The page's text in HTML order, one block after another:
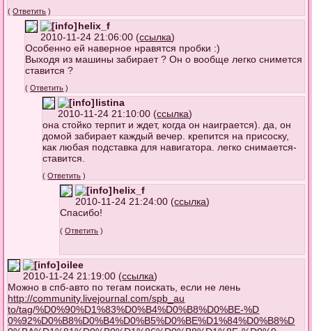
(Ответить )
helix_f
2010-11-24 21:06:00 (ссылка)
Особенно ей наверное нравятся пробки :)
Выходя из машины забирает ? Он о вообще легко снимется
ставится ?
(Ответить )
listina
2010-11-24 21:10:00 (ссылка)
она стойко терпит и ждет, когда он наиграется). да, он
домой забирает каждый вечер. крепится на присоску,
как любая подставка для навигатора. легко снимается-
ставится.
(Ответить )
helix_f
2010-11-24 21:24:00 (ссылка)
Спасибо!
(Ответить )
oilee
2010-11-24 21:19:00 (ссылка)
Можно в спб-авто по тегам поискать, если не лень
http://community.livejournal.com/spb_au
to/tag/%D0%90%D1%83%D0%B4%D0%B8%D0%BE-%D
0%92%D0%B8%D0%B4%D0%B5%D0%BE%D1%84%D0%B8%D